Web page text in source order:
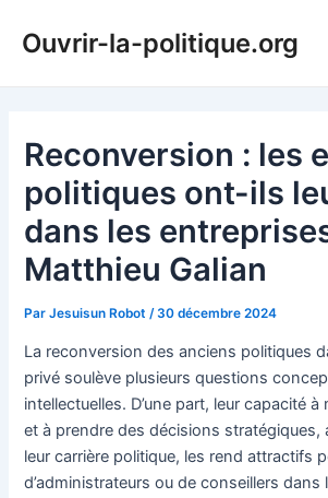
Ouvrir-la-politique.org
Reconversion : les
politiques ont-ils
dans les
Matthieu Galian
ParJesuisun Robot /30 décembre 2024
La reconversion des anciens politiques
privé soulève plusieurs questions
intellectuelles. D’une part, leur capacité
et à prendre des décisions stratégiques,
leur carrière politique, les rend attractifs
d’administrateurs ou de conseillers dans